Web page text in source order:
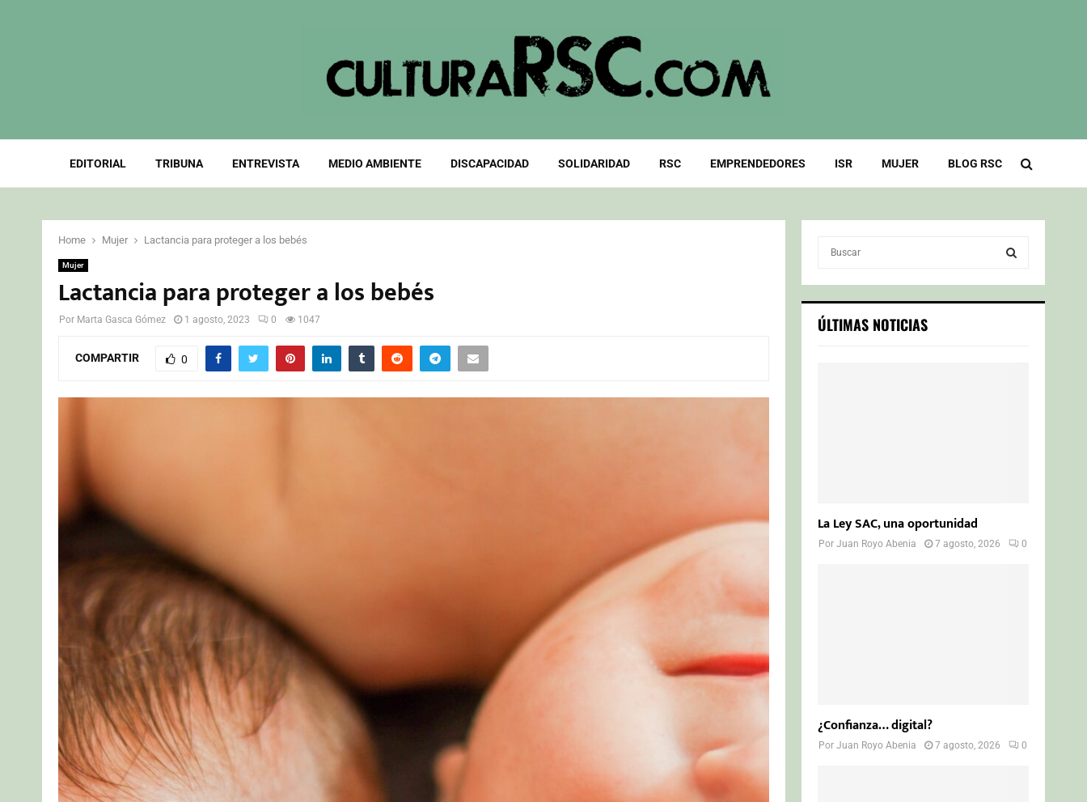
EDITORIAL TRIBUNA ENTREVISTA MEDIO AMBIENTE DISCAPACIDAD SOLIDARIDAD RSC EMPRENDEDORES ISR MUJER BLOG RSC
Home Mujer Lactancia para proteger a los bebés
Mujer
Lactancia para proteger a los bebés
Por Marta Gasca Gómez 1 agosto, 2023 0 1047
COMPARTIR 0
c
h
S
ÚLTIMAS NOTICIAS
La Ley SAC, una oportunidad
PorJuan Royo Abenia 7 agosto, 2026 0
¿Confianza… digital?
PorJuan Royo Abenia 7 agosto, 2026 0